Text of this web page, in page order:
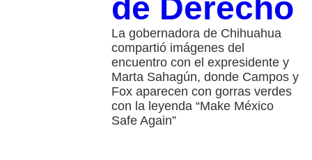
de Derecho
La gobernadora de Chihuahua
compartió imágenes del
encuentro con el expresidente y
Marta Sahagún, donde Campos y
Fox aparecen con gorras verdes
con la leyenda “Make México
Safe Again”